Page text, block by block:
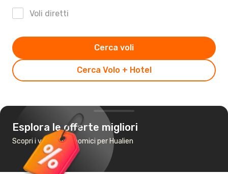
Voli diretti
Cerca Volo + Hotel
Cerca voli
Esplora le offerte migliori
Scopri i voli più economici per Hualien